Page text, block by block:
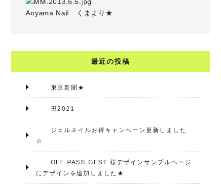
Aoyama Nail くまより★
最近の投稿
東京新聞★
丑2021
ジェルネイルお得キャンペーン更新しました
☆
OFF PASS GEST 様デザインサンプルページ
にデザインを追加しました★